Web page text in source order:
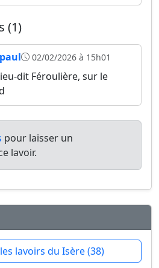
(1)
02/02/2026 à 15h01
dit Féroulière, sur le
pour laisser un
lavoir.
lavoirs du Isère (38)